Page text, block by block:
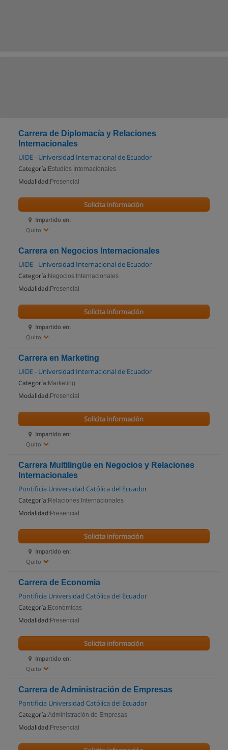
Carrera de Diplomacía y Relaciones
Internacionales
UIDE - Universidad Internacional de Ecuador
Categoría: Estudios Internacionales
Modalidad: Presencial
Impartido en:
Quito
Solicita información
Carrera en Negocios Internacionales
UIDE - Universidad Internacional de Ecuador
Categoría: Negocios Internacionales
Modalidad: Presencial
Impartido en:
Quito
Solicita información
Carrera en Marketing
UIDE - Universidad Internacional de Ecuador
Categoría: Marketing
Modalidad: Presencial
Impartido en:
Quito
Solicita información
Carrera Multilingüe en Negocios y Relaciones
Internacionales
Pontificia Universidad Católica del Ecuador
Categoría: Relaciones Internacionales
Modalidad: Presencial
Impartido en:
Quito
Solicita información
Carrera de Economia
Pontificia Universidad Católica del Ecuador
Categoría: Económicas
Modalidad: Presencial
Impartido en:
Quito
Solicita información
Carrera de Administración de Empresas
Pontificia Universidad Católica del Ecuador
Categoría:Administración de Empresas
Modalidad: Presencial